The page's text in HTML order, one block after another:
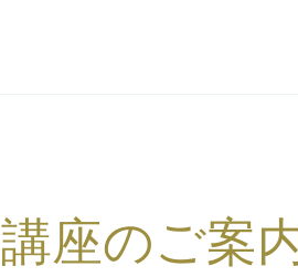
講座のご案